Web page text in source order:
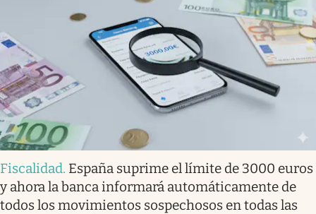
Fiscalidad. España suprime el límite de 3000 euros
y ahora la banca informará automáticamente de
todos los movimientos sospechosos en todas las